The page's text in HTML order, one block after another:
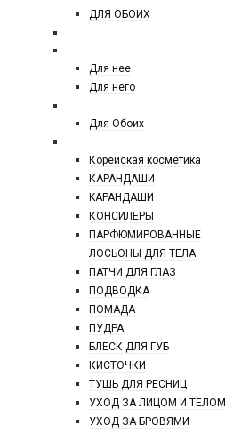
ДЛЯ ОБОИХ
Для нее
Для него
Для Обоих
Корейская косметика
КАРАНДAШИ
KAPAHДАШИ
КОНСИЛЕРЫ
ПАРФЮМИРОВАННЫЕ
ЛОСЬОНЫ ДЛЯ ТЕЛА
ПАТЧИ ДЛЯ ГЛАЗ
ПОДВОДКА
ПОМАДА
ПУДРА
БЛЕСК ДЛЯ ГУБ
КИСТОЧКИ
ТУШЬ ДЛЯ РЕСНИЦ
УХОД ЗА ЛИЦОМ И ТЕЛОМ
УХОД ЗА БРОВЯМИ